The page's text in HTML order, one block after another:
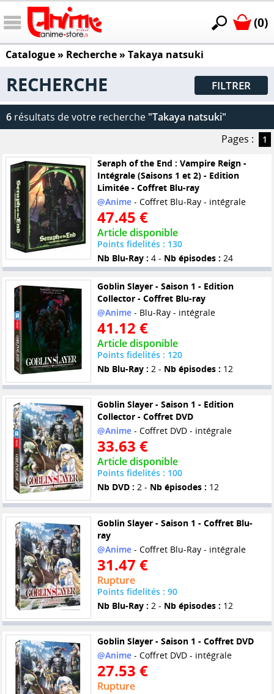
(0)
Catalogue» Recherche » Takaya natsuki
RECHERCHE FILTRER
6 résultats de votre recherche "Takaya natsuki"
Pages :
1
Seraph of the End : Vampire Reign -
Intégrale (Saisons 1 et 2) - Edition
Limitée - Coffret Blu-ray
@Anime- Coffret Blu-Ray - intégrale
47.45 €
Article disponible
Points fidelités : 130
Nb Blu-Ray : 4 - Nb épisodes : 24
Goblin Slayer - Saison 1 - Edition
Collector - Coffret Blu-ray
@Anime- Blu-Ray - intégrale
41.12 €
Article disponible
Points fidelités : 120
Nb Blu-Ray : 2 - Nb épisodes : 12
Goblin Slayer - Saison 1 - Edition
Collector - Coffret DVD
@Anime- Coffret DVD - intégrale
33.63 €
Article disponible
Points fidelités : 100
Nb DVD : 2 - Nb épisodes : 12
Goblin Slayer - Saison 1 - Coffret Blu-
ray
@Anime- Coffret Blu-Ray - intégrale
31.47 €
Rupture
Points fidelités : 90
Nb Blu-Ray : 2 - Nb épisodes : 12
Goblin Slayer - Saison 1 - Coffret DVD
@Anime- Coffret DVD - intégrale
27.53 €
Rupture